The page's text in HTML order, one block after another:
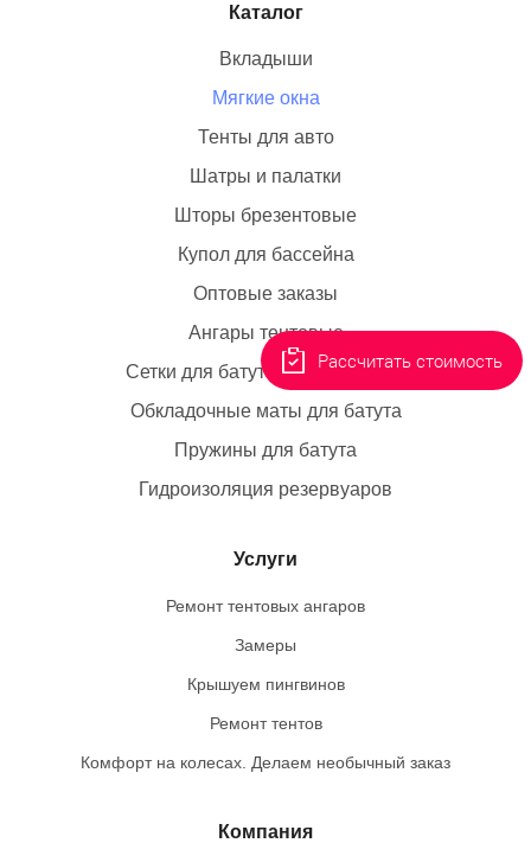
Каталог
Вкладыши
Мягкие окна
Тенты для авто
Шатры и палатки
Шторы брезентовые
Купол для бассейна
Оптовые заказы
Ангары тентовые
Сетки для батута коммерческие
Обкладочные маты для батута
Пружины для батута
Гидроизоляция резервуаров
Услуги
Ремонт тентовых ангаров
Замеры
Крышуем пингвинов
Ремонт тентов
Комфорт на колесах. Делаем необычный заказ
Компания
Рассчитать стоимость